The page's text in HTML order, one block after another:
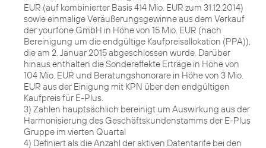
EUR (auf kombinierter Basis 414 Mio. EUR zum 31.12.2014)
sowie einmalige Veräußerungsgewinne aus dem Verkauf
der yourfone GmbH in Höhe von 15 Mio. EUR (nach
Bereinigung um die endgültige Kaufpreisallokation (PPA)),
die am 2. Januar 2015 abgeschlossen wurde. Darüber
hinaus enthalten die Sondereffekte Erträge in Höhe von
104 Mio. EUR und Beratungshonorare in Höhe von 3 Mio.
EUR aus der Einigung mit KPN über den endgültigen
Kaufpreis für E-Plus.
3) Zahlen hauptsächlich bereinigt um Auswirkung aus der
Harmonisierung des Geschäftskundenstamms der E-Plus
Gruppe im vierten Quartal
4) Definiert als die Anzahl der aktiven Datentarife bei den